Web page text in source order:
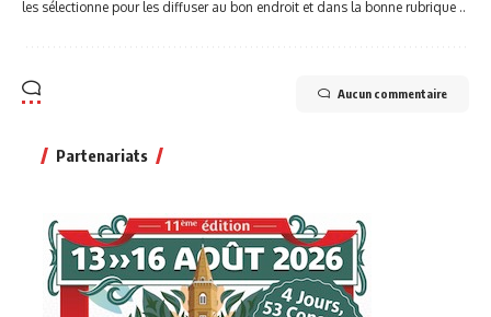
les sélectionne pour les diffuser au bon endroit et dans la bonne rubrique ..
Aucun commentaire
Partenariats